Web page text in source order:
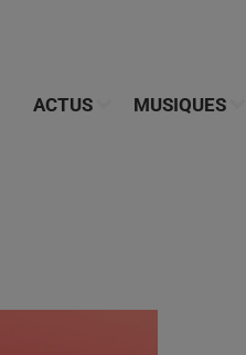
ACTUS MUSIQUES